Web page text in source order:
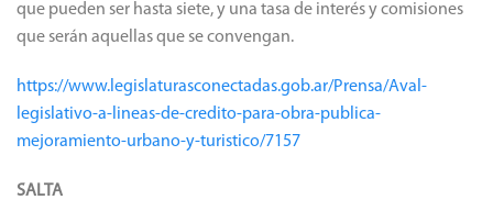
que pueden ser hasta siete, y una tasa de interés y comisiones
que serán aquellas que se convengan.
https://www.legislaturasconectadas.gob.ar/Prensa/Aval-
legislativo-a-lineas-de-credito-para-obra-publica-
mejoramiento-urbano-y-turistico/7157
SALTA